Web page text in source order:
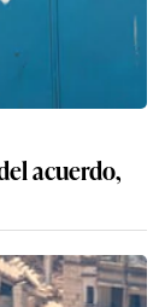
acuerdo,